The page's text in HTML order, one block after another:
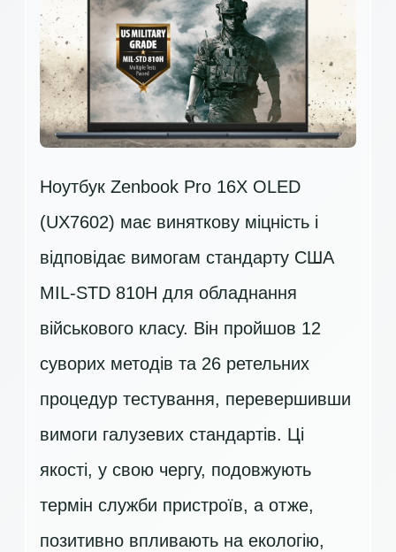
Ноутбук Zenbook Pro 16X OLED
(UX7602) має виняткову міцність і
відповідає вимогам стандарту США
MIL-STD 810H для обладнання
військового класу. Він пройшов 12
суворих методів та 26 ретельних
процедур тестування, перевершивши
вимоги галузевих стандартів. Ці
якості, у свою чергу, подовжують
термін служби пристроїв, а отже,
позитивно впливають на екологію,